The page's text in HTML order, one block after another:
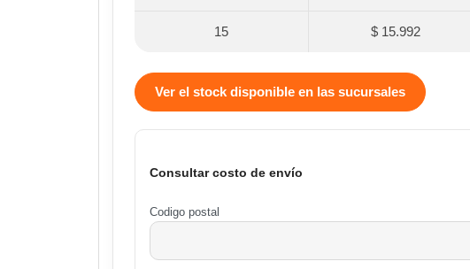
15 $ 15.992
Ver el stock disponible en las sucursales
Consultar costo de envío
Codigo postal